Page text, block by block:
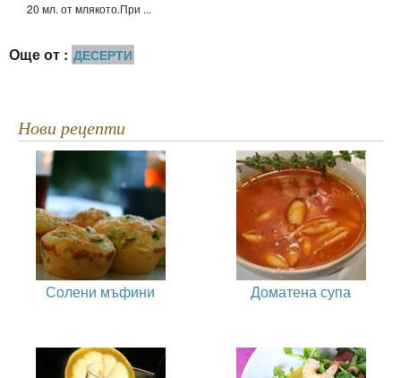
20 мл. от млякото.При ...
Още от : ДЕСЕРТИ
Нови рецепти
Солени мъфини Доматена супа